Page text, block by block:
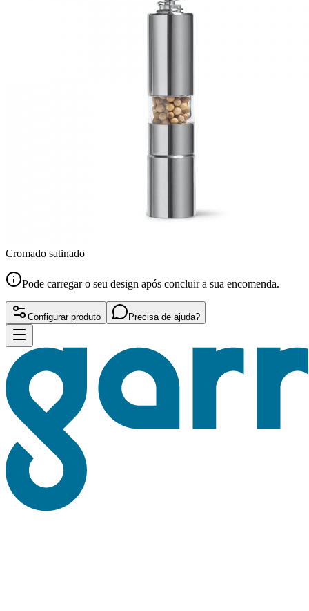
Cromado satinado
Pode carregar o seu design após concluir a sua encomenda.
Configurar produto Precisa de ajuda?